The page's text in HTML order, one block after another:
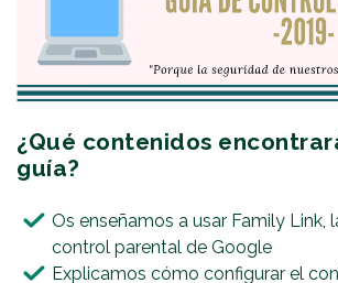
¿Qué contenidos
guía?
Os enseñamos a usar Family Link,
control parental de Google
Explicamos cómo configurar el